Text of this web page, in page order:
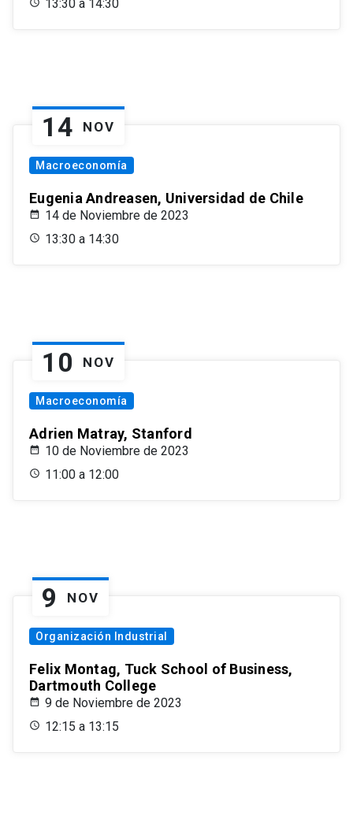
13:30 a 14:30
14 NOV
Macroeconomía
Eugenia Andreasen, Universidad de Chile
14 de Noviembre de 2023
13:30 a 14:30
10 NOV
Macroeconomía
Adrien Matray, Stanford
10 de Noviembre de 2023
11:00 a 12:00
9 NOV
Organización Industrial
Felix Montag, Tuck School of Business,
Dartmouth College
9 de Noviembre de 2023
12:15 a 13:15